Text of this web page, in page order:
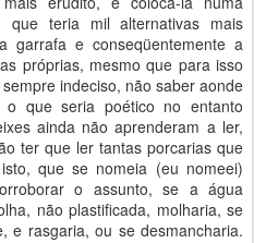
que teria mil alternativas mais
garrafa e conseqüentemente a
próprias, mesmo que para isso
indeciso, não saber aonde
o que seria poético no entanto
ainda não aprenderam a ler,
ter que ler tantas porcarias que
que se nomeia (eu nomeei)
o assunto, se a água
não plastificada, molharia, se
e rasgaria, ou se desmancharia.